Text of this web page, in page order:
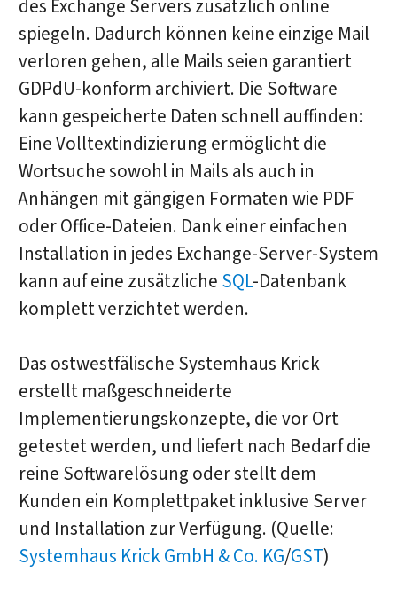
des Exchange Servers zusätzlich online
spiegeln. Dadurch können keine einzige Mail
verloren gehen, alle Mails seien garantiert
GDPdU-konform archiviert. Die Software
kann gespeicherte Daten schnell auffinden:
Eine Volltextindizierung ermöglicht die
Wortsuche sowohl in Mails als auch in
Anhängen mit gängigen Formaten wie PDF
oder Office-Dateien. Dank einer einfachen
Installation in jedes Exchange-Server-System
kann auf eine zusätzliche SQL-Datenbank
komplett verzichtet werden.
Das ostwestfälische Systemhaus Krick
erstellt maßgeschneiderte
Implementierungskonzepte, die vor Ort
getestet werden, und liefert nach Bedarf die
reine Softwarelösung oder stellt dem
Kunden ein Komplettpaket inklusive Server
und Installation zur Verfügung. (Quelle:
Systemhaus Krick GmbH & Co. KG/GST)